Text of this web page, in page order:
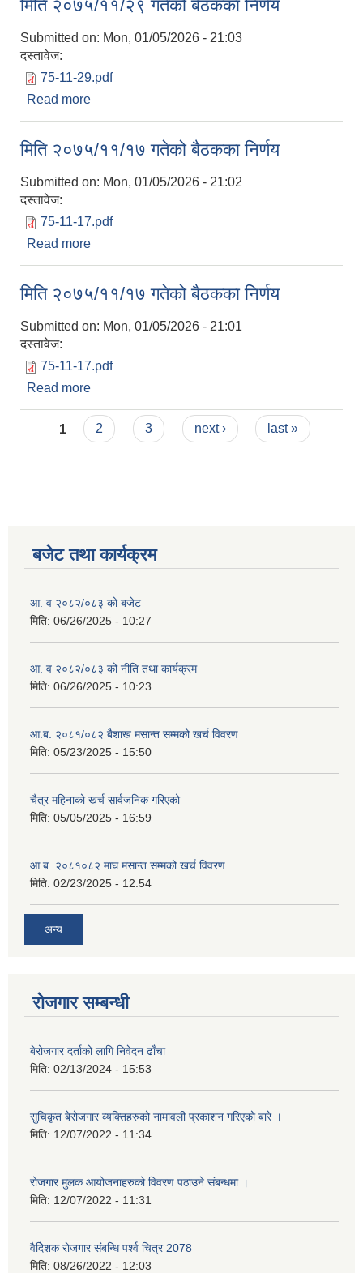
मिति २०७५/११/२९ गतेको बैठकका निर्णय
Submitted on: Mon, 01/05/2026 - 21:03
दस्तावेज:
75-11-29.pdf
Read more
मिति २०७५/११/१७ गतेको बैठकका निर्णय
Submitted on: Mon, 01/05/2026 - 21:02
दस्तावेज:
75-11-17.pdf
Read more
मिति २०७५/११/१७ गतेको बैठकका निर्णय
Submitted on: Mon, 01/05/2026 - 21:01
दस्तावेज:
75-11-17.pdf
Read more
Pages
1 2 3 next › last »
बजेट तथा कार्यक्रम
आ. व २०८२/०८३ को बजेट
मिति: 06/26/2025 - 10:27
आ. व २०८२/०८३ को नीति तथा कार्यक्रम
मिति: 06/26/2025 - 10:23
आ.ब. २०८१/०८२ बैशाख मसान्त सम्मको खर्च विवरण
मिति: 05/23/2025 - 15:50
चैत्र महिनाको खर्च सार्वजनिक गरिएको
मिति: 05/05/2025 - 16:59
आ.ब. २०८१०८२ माघ मसान्त सम्मको खर्च विवरण
मिति: 02/23/2025 - 12:54
अन्य
रोजगार सम्बन्धी
बेरोजगार दर्ताको लागि निवेदन ढाँचा
मिति: 02/13/2024 - 15:53
सुचिकृत बेरोजगार व्यक्तिहरुको नामावली प्रकाशन गरिएको बारे ।
मिति: 12/07/2022 - 11:34
रोजगार मुलक आयोजनाहरुको विवरण पठाउने संबन्धमा ।
मिति: 12/07/2022 - 11:31
वैदेिशक राेजगार संबन्धि पर्श्व चित्र 2078
मिति: 08/26/2022 - 12:03